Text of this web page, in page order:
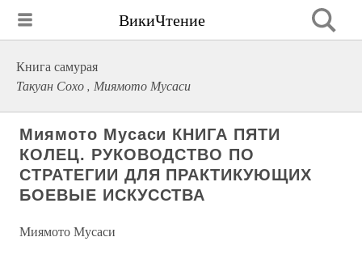
ВикиЧтение
Книга самурая
Такуан Сохо , Миямото Мусаси
Миямото Мусаси КНИГА ПЯТИ
КОЛЕЦ. РУКОВОДСТВО ПО
СТРАТЕГИИ ДЛЯ ПРАКТИКУЮЩИХ
БОЕВЫЕ ИСКУССТВА
Миямото Мусаси